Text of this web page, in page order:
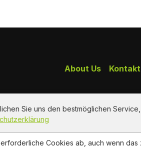
Sie uns den bestmöglichen
Cookies ab, auch wenn
Kontakt
About Us